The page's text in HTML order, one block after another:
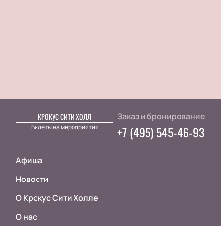
КРОКУС СИТИ ХОЛЛ
Билеты на мероприятия
Афиша
Новости
О Крокус Сити Холле
О нас
Заказ и бронирование
+7 (495) 545-46-93